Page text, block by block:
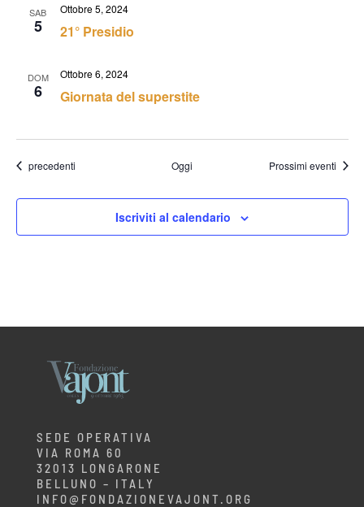
SAB
5 21° Presidio
Ottobre 5, 2024
DOM
6 Giornata del superstite
Ottobre 6, 2024
Eventi
precedenti Oggi Prossimi eventi
Iscriviti al calendario
SEDE OPERATIVA
VIA ROMA 60
32013 LONGARONE
BELLUNO – ITALY
INFO@FONDAZIONEVAJONT.ORG